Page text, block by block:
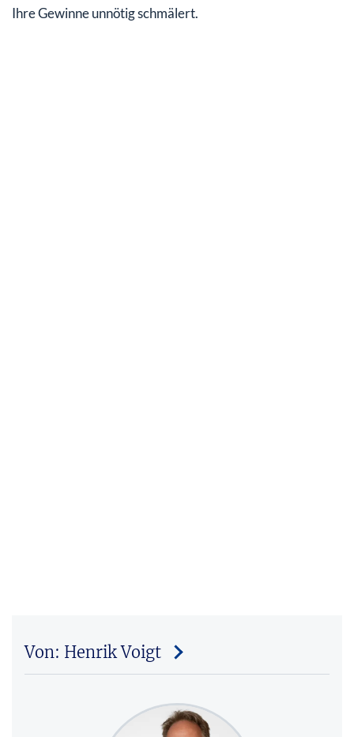
Ihre Gewinne unnötig schmälert.
Von: Henrik Voigt